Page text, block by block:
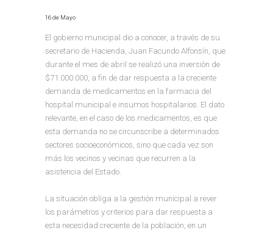
16 de Mayo
El gobierno municipal dio a conocer, a través de su
secretario de Hacienda, Juan Facundo Alfonsín, que
durante el mes de abril se realizó una inversión de
$71.000.000, a fin de dar respuesta a la creciente
demanda de medicamentos en la farmacia del
hospital municipal e insumos hospitalarios. El dato
relevante, en el caso de los medicamentos, es que
esta demanda no se circunscribe a determinados
sectores socioeconómicos, sino que cada vez son
más los vecinos y vecinas que recurren a la
asistencia del Estado.
La situación obliga a la gestión municipal a rever
los parámetros y criterios para dar respuesta a
esta necesidad creciente de la población, en un